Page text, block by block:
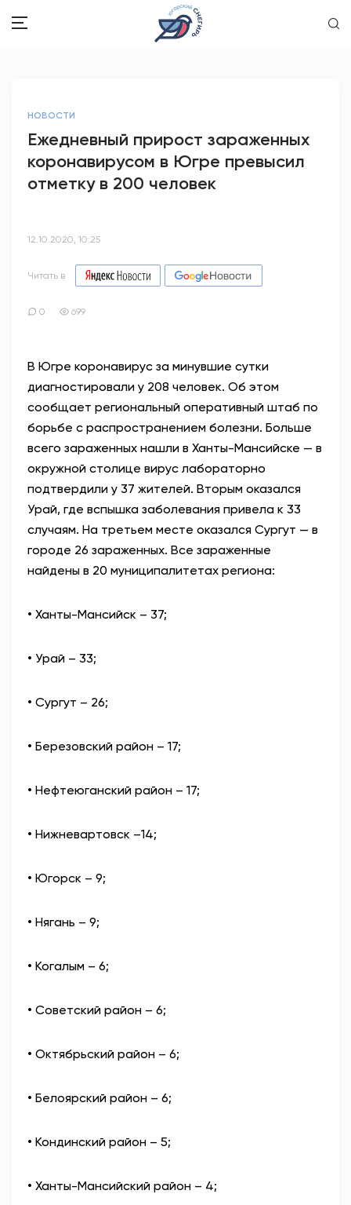
ОБРАЗОВАНИЕ
СПОРТ
АНТИТЕРРОР
НОВОСТИ
ОФИЦИАЛЬНО
НОВОСТИ
Ежедневный прирост зараженных
коронавирусом в Югре превысил
отметку в 200 человек
12.10.2020, 10:25
Читать в
0 699
В Югре коронавирус за минувшие сутки
диагностировали у 208 человек. Об этом
сообщает региональный оперативный штаб по
борьбе с распространением болезни. Больше
всего зараженных нашли в Ханты-Мансийске — в
окружной столице вирус лабораторно
подтвердили у 37 жителей. Вторым оказался
Урай, где вспышка заболевания привела к 33
случаям. На третьем месте оказался Сургут — в
городе 26 зараженных. Все зараженные
найдены в 20 муниципалитетах региона:
• Ханты-Мансийск – 37;
• Урай – 33;
• Сургут – 26;
• Березовский район – 17;
• Нефтеюганский район – 17;
• Нижневартовск –14;
• Югорск – 9;
• Нягань – 9;
• Когалым – 6;
• Советский район – 6;
• Октябрьский район – 6;
• Белоярский район – 6;
• Кондинский район – 5;
• Ханты-Мансийский район – 4;